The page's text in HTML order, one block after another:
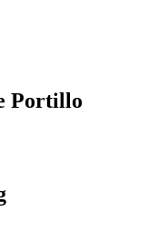
Portillo